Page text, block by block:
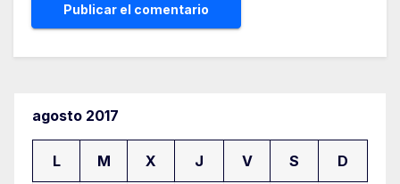
agosto 2017
L M X J V S D